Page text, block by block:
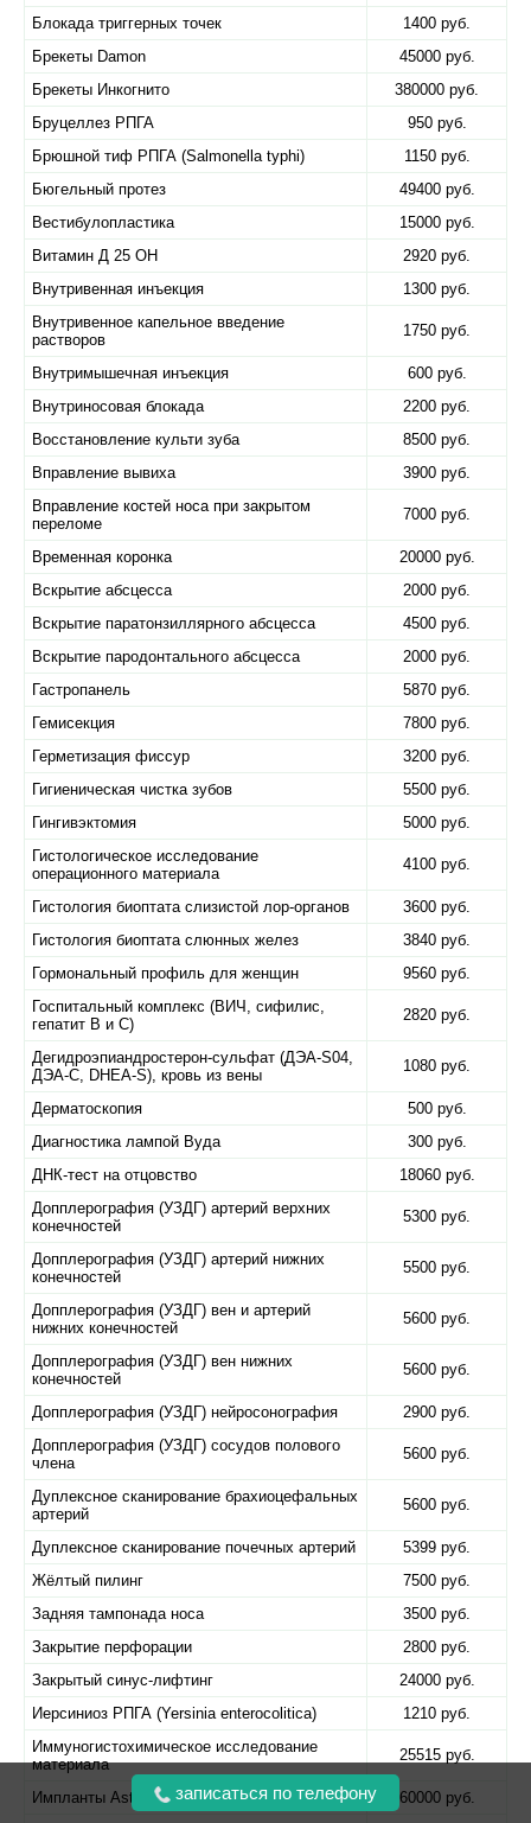
Блокада триггерных точек
1400 руб.
Брекеты Damon
45000 руб.
Брекеты Инкогнито
380000 руб.
Бруцеллез РПГА
950 руб.
Брюшной тиф РПГА (Salmonella typhi)
1150 руб.
Бюгельный протез
49400 руб.
Вестибулопластика
15000 руб.
Витамин Д 25 ОН
2920 руб.
Внутривенная инъекция
1300 руб.
Внутривенное капельное введение
растворов
1750 руб.
Внутримышечная инъекция
600 руб.
Внутриносовая блокада
2200 руб.
Восстановление культи зуба
8500 руб.
Вправление вывиха
3900 руб.
Вправление костей носа при закрытом
переломе
7000 руб.
Временная коронка
20000 руб.
Вскрытие абсцесса
2000 руб.
Вскрытие паратонзиллярного абсцесса
4500 руб.
Вскрытие пародонтального абсцесса
2000 руб.
Гастропанель
5870 руб.
Гемисекция
7800 руб.
Герметизация фиссур
3200 руб.
Гигиеническая чистка зубов
5500 руб.
Гингивэктомия
5000 руб.
Гистологическое исследование
операционного материала
4100 руб.
Гистология биоптата слизистой лор-органов
3600 руб.
Гистология биоптата слюнных желез
3840 руб.
Гормональный профиль для женщин
9560 руб.
Госпитальный комплекс (ВИЧ, сифилис,
гепатит В и С)
2820 руб.
Дегидроэпиандростерон-сульфат (ДЭА-S04,
ДЭА-С, DHEA-S), кровь из вены
1080 руб.
Дерматоскопия
500 руб.
Диагностика лампой Вуда
300 руб.
ДНК-тест на отцовство
18060 руб.
Допплерография (УЗДГ) артерий верхних
конечностей
5300 руб.
Допплерография (УЗДГ) артерий нижних
конечностей
5500 руб.
Допплерография (УЗДГ) вен и артерий
нижних конечностей
5600 руб.
Допплерография (УЗДГ) вен нижних
конечностей
5600 руб.
Допплерография (УЗДГ) нейросонография
2900 руб.
Допплерография (УЗДГ) сосудов полового
члена
5600 руб.
Дуплексное сканирование брахиоцефальных
артерий
5600 руб.
Дуплексное сканирование почечных артерий
5399 руб.
Жёлтый пилинг
7500 руб.
Задняя тампонада носа
3500 руб.
Закрытие перфорации
2800 руб.
Закрытый синус-лифтинг
24000 руб.
Иерсиниоз РПГА (Yersinia enterocolitica)
1210 руб.
Иммуногистохимическое исследование
материала
25515 руб.
Импланты Astra Tech
60000 руб.
записаться по телефону